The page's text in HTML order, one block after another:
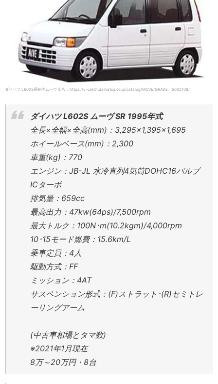
ダイハツ L600S系初代ムーヴ 出典：https://u-catch.daihatsu.co.jp/catalog/MOVE/GRADE__5002108/
ダイハツ L602S ムーヴ SR 1995年式
全長×全幅×全高(mm)：3,295×1,395×1,695
ホイールベース(mm)：2,300
車重(kg)：770
エンジン：JB-JL 水冷直列4気筒DOHC16バルブ
ICターボ
排気量：659cc
最高出力：47kw(64ps)/7,500rpm
最大トルク：100N･m(10.2kgm)/4,000rpm
10･15モード燃費：15.6km/L
乗車定員：4人
駆動方式：FF
ミッション：4AT
サスペンション形式：(F)ストラット･(R)セミトレ
ーリングアーム
(中古車相場とタマ数)
※2021年1月現在
8万～20万円・8台